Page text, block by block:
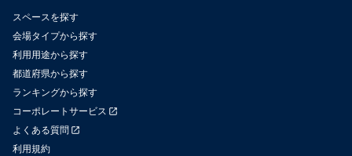
スペースを探す
会場タイプから探す
利用用途から探す
都道府県から探す
ランキングから探す
コーポレートサービス
よくある質問
利用規約